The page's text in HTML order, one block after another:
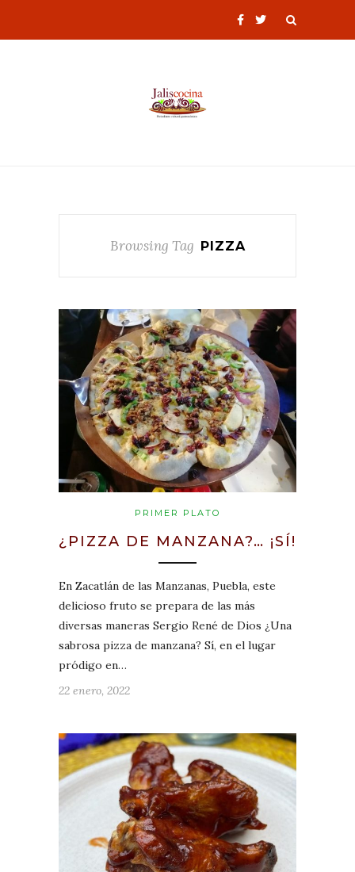
Browsing Tag PIZZA
PRIMER PLATO
¿PIZZA DE MANZANA?… ¡SÍ!
En Zacatlán de las Manzanas, Puebla, este
delicioso fruto se prepara de las más
diversas maneras Sergio René de Dios ¿Una
sabrosa pizza de manzana? Sí, en el lugar
pródigo en…
22 enero, 2022